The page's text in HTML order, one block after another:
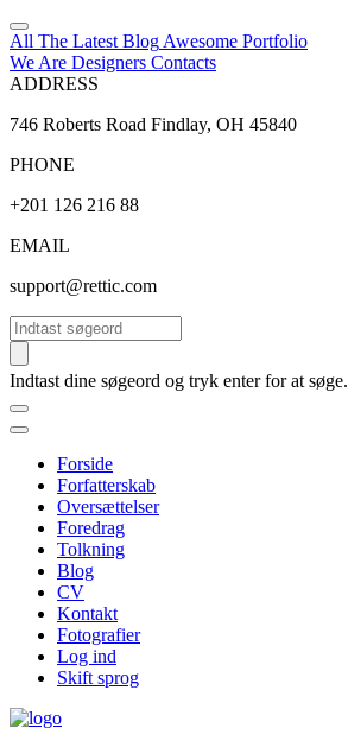
All The Latest Blog Awesome Portfolio
We Are Designers Contacts
ADDRESS
746 Roberts Road Findlay, OH 45840
PHONE
+201 126 216 88
EMAIL
support@rettic.com
Søg
Indtast dine søgeord og tryk enter for at søge.
Forside
Forfatterskab
Oversættelser
Foredrag
Tolkning
Blog
CV
Kontakt
Fotografier
Log ind
Skift sprog